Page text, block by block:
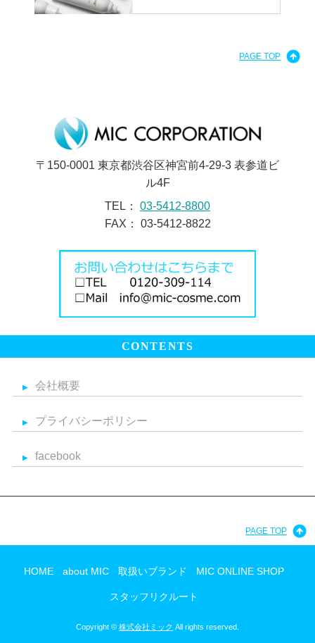
PAGE TOP
〒150-0001 東京都渋谷区神宮前4-29-3 表参道ビ
ル4F
TEL： 03-5412-8800
FAX： 03-5412-8822
CONTENTS
会社概要
プライバシーポリシー
facebook
PAGE TOP
HOME about MIC 取扱いブランド MIC ONLINE SHOP
スタッフリクルート
Copyright © 株式会社ミック All rights reserved.